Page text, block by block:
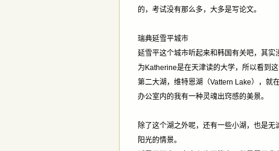
的，考试没有那么多，大多是写论文。
瑞典延雪平城市
延雪平这个城市听起来和韩国有关吧，其
为Katherine是在天津读的大学，所以看到
第二大湖，维特恩湖（Vattern Lake），就
办公室内的我有一种灵魂出窍感的美景。
除了这个湖之外呢，还有一些小湖，也是
阳光的情景。